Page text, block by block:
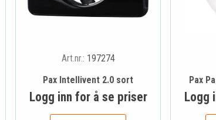
Art.nr.: 197274
Pax Intellivent 2.0 sort
Logg inn for å se priser
Pax
Logg